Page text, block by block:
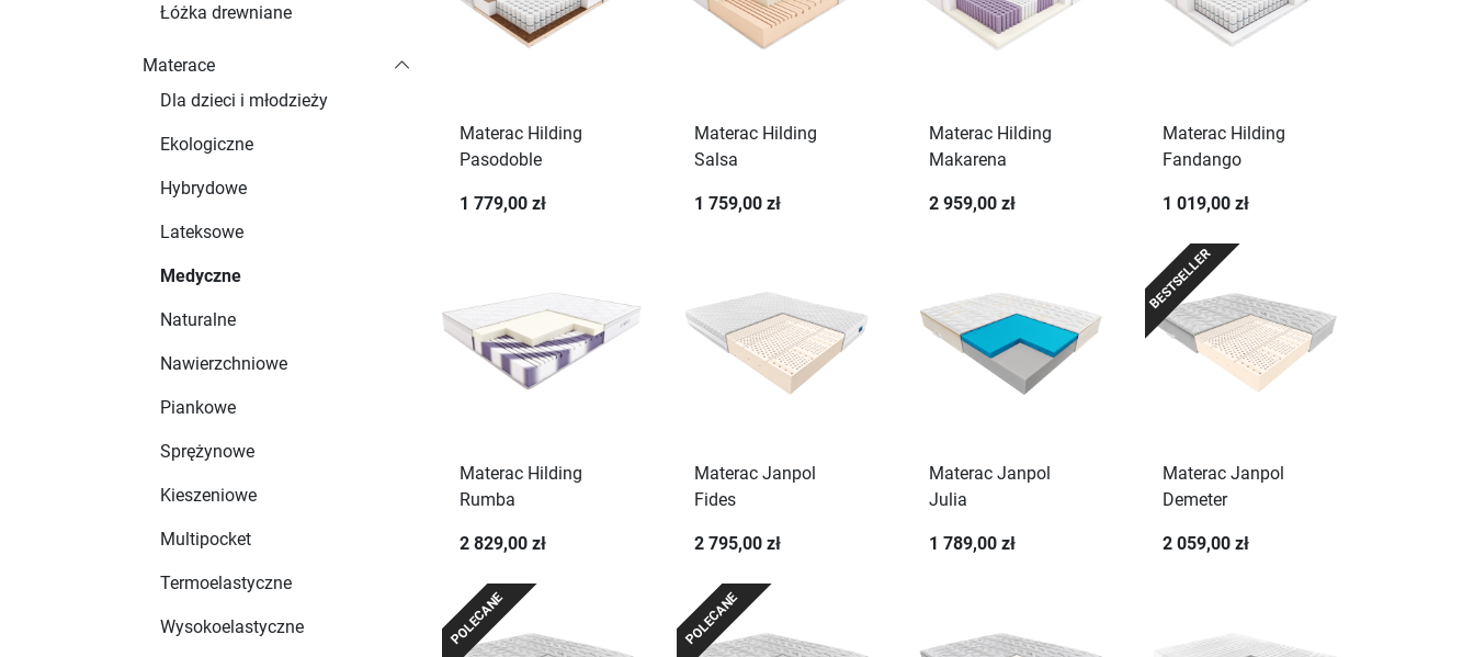
Łóżka drewniane
Materace
Dla dzieci i młodzieży
Ekologiczne
Hybrydowe
Lateksowe
Medyczne
Naturalne
Nawierzchniowe
Piankowe
Sprężynowe
Kieszeniowe
Multipocket
Termoelastyczne
Wysokoelastyczne
Materac Hilding
Pasodoble
1 779,00 zł
Materac Hilding
Salsa
1 759,00 zł
Materac Hilding
Makarena
2 959,00 zł
Materac Hilding
Fandango
1 019,00 zł
Materac Hilding
Rumba
2 829,00 zł
Materac Janpol
Fides
2 795,00 zł
Materac Janpol
Julia
1 789,00 zł
BESTSELLER
Materac Janpol
Demeter
2 059,00 zł
POLECANE POLECANE